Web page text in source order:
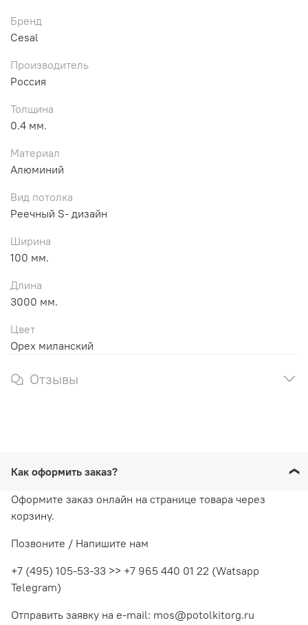
Бренд
Cesal
Производитель
Россия
Толщина
0.4 мм.
Материал
Алюминий
Вид потолка
Реечный S- дизайн
Ширина
100 мм.
Длина
3000 мм.
Цвет
Орех миланский
Отзывы
Как оформить заказ?
Оформите заказ онлайн на странице товара через
корзину.
Позвоните / Напишите нам
+7 (495) 105-53-33 >> +7 965 440 01 22 (Watsapp
Telegram)
Отправить заявку на e-mail: mos@potolkitorg.ru